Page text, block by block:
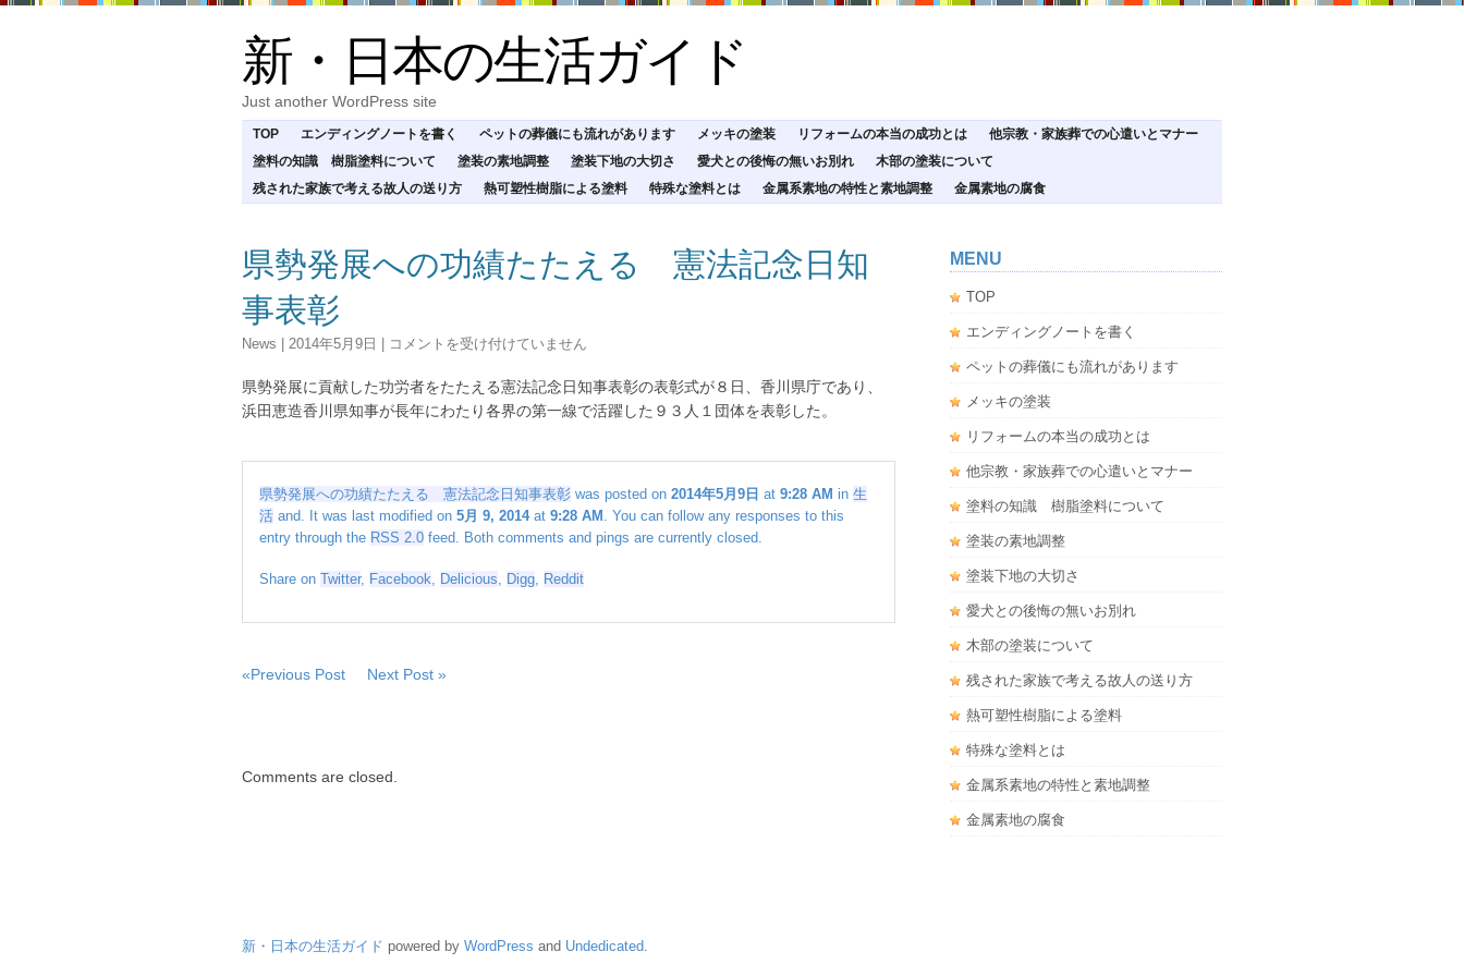
新・日本の生活ガイド
Just another WordPress site
TOP エンディングノートを書く ペットの葬儀にも流れがあります メッキの塗装 リフォームの本当の成功とは
他宗教・家族葬での心遣いとマナー
塗料の知識 樹脂塗料について
塗装の素地調整 塗装下地の大切さ 愛犬との後悔の無いお別れ
木部の塗装について
残された家族で考える故人の送り方
熱可塑性樹脂による塗料 特殊な塗料とは 金属系素地の特性と素地調整 金属素地の腐食
県勢発展への功績たたえる 憲法記念日知
事表彰
News 2014年5月9日
県
発
展
績
た
た
る
法
念
彰
コメントを受け付けていません
県勢発展に貢献した功労者をたたえる憲法記念日知事表彰の表彰式が８日、香川県庁であり、
浜田恵造香川県知事が長年にわたり各界の第一線で活躍した９３人１団体を表彰した。
県勢発展への功績たたえる 憲法記念日知事表彰 was posted on 2014年5月9日 at 9:28 AM in 生
活 and. It was last modified on 5月 9, 2014at 9:28 AM . You can follow any responses to this
entry through the RSS 2.0 feed. Both comments and pings are currently closed.
Share on Twitter, Facebook, Delicious, Digg, Reddit
«Previous Post Next Post »
Comments are closed.
MENU
TOP
エンディングノートを書く
ペットの葬儀にも流れがあります
メッキの塗装
リフォームの本当の成功とは
他宗教・家族葬での心遣いとマナー
塗料の知識 樹脂塗料について
塗装の素地調整
塗装下地の大切さ
愛犬との後悔の無いお別れ
木部の塗装について
残された家族で考える故人の送り方
熱可塑性樹脂による塗料
特殊な塗料とは
金属系素地の特性と素地調整
金属素地の腐食
新・日本の生活ガイド powered by WordPress and Undedicated.